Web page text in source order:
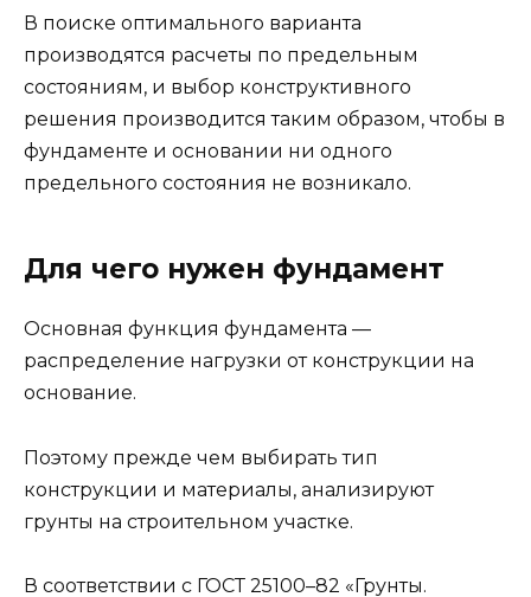
В поиске оптимального варианта
производятся расчеты по предельным
состояниям, и выбор конструктивного
решения производится таким образом, чтобы в
фундаменте и основании ни одного
предельного состояния не возникало.
Для чего нужен фундамент
Основная функция фундамента —
распределение нагрузки от конструкции на
основание.
Поэтому прежде чем выбирать тип
конструкции и материалы, анализируют
грунты на строительном участке.
В соответствии с ГОСТ 25100–82 «Грунты.